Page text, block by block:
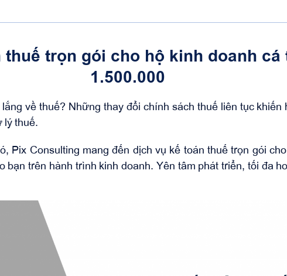
thuế trọn gói cho hộ kinh doanh cá
1.500.000
về thuế? Những thay đổi chính sách thuế liên tục khiến
lý thuế.
Pix Consulting mang đến dịch vụ kế toán thuế trọn gói
bạn trên hành trình kinh doanh. Yên tâm phát triển, tối đa